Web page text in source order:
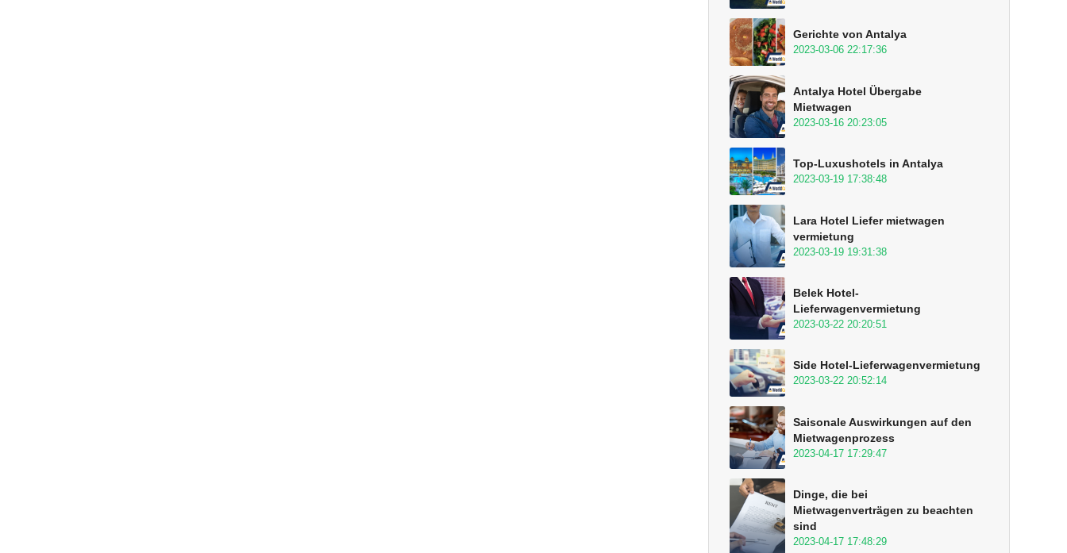
Gerichte von Antalya
2023-03-06 22:17:36
Antalya Hotel Übergabe
Mietwagen
2023-03-16 20:23:05
Top-Luxushotels in Antalya
2023-03-19 17:38:48
Lara Hotel Liefer mietwagen
vermietung
2023-03-19 19:31:38
Belek Hotel-
Lieferwagenvermietung
2023-03-22 20:20:51
Side Hotel-Lieferwagenvermietung
2023-03-22 20:52:14
Saisonale Auswirkungen auf den
Mietwagenprozess
2023-04-17 17:29:47
Dinge, die bei
Mietwagenverträgen zu beachten
sind
2023-04-17 17:48:29